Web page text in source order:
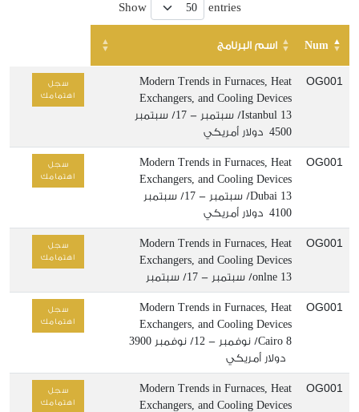
Show entries
Num اسم البرنامج
OG001
Modern Trends in Furnaces, Heat
Exchangers, and Cooling Devices
Istanbul 13/ سبتمبر - 17/ سبتمبر
4500 دولار أمريكي
سجل
اهتمامك
OG001
Modern Trends in Furnaces, Heat
Exchangers, and Cooling Devices
Dubai 13/ سبتمبر - 17/ سبتمبر
4100 دولار أمريكي
سجل
اهتمامك
OG001
Modern Trends in Furnaces, Heat
Exchangers, and Cooling Devices
onlne 13/ سبتمبر - 17/ سبتمبر
سجل
اهتمامك
OG001
Modern Trends in Furnaces, Heat
Exchangers, and Cooling Devices
Cairo 8/ نوفمبر - 12/ نوفمبر
3900
دولار أمريكي
سجل
اهتمامك
OG001
Modern Trends in Furnaces, Heat
Exchangers, and Cooling Devices
سجل
اهتمامك